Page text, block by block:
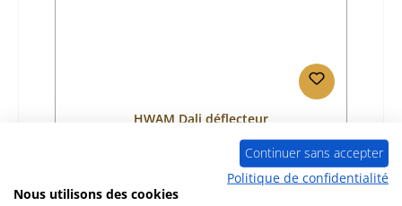
HWAM Dali déflecteur
01038462
Fabricant:
Continuer sans accepter
Politique de confidentialité
Nous utilisons des cookies